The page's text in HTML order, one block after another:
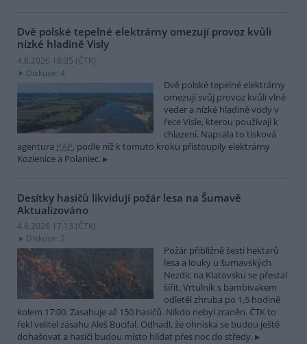
Dvě polské tepelné elektrárny omezují provoz kvůli
nízké hladině Visly
4.8.2026 18:35 (ČTK)
Diskuse: 4
Dvě polské tepelné elektrárny
omezují svůj provoz kvůli vlně
veder a nízké hladině vody v
řece Visle, kterou používají k
chlazení. Napsala to tisková
agentura PAP, podle níž k tomuto kroku přistoupily elektrárny
Kozienice a Polaniec.
Desítky hasičů likvidují požár lesa na Šumavě
Aktualizováno
4.8.2026 17:13 (ČTK)
Diskuse: 2
Požár přibližně šesti hektarů
lesa a louky u šumavských
Nezdic na Klatovsku se přestal
šířit. Vrtulník s bambivakem
odletěl zhruba po 1,5 hodině
kolem 17:00. Zasahuje až 150 hasičů. Nikdo nebyl zraněn. ČTK to
řekl velitel zásahu Aleš Bucifal. Odhadl, že ohniska se budou ještě
dohašovat a hasiči budou místo hlídat přes noc do středy.